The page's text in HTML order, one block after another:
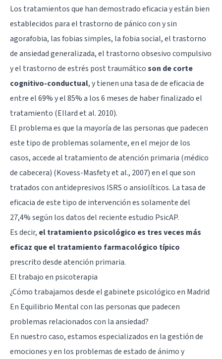
Los tratamientos que han demostrado eficacia y están bien
establecidos para el trastorno de pánico con y sin
agorafobia, las fobias simples, lafobia social, el trastorno
de ansiedad generalizada, el trastorno obsesivo compulsivo
y el trastorno de estrés post traumáticoson de corte
cognitivo-conductual, y tienen una tasa de de eficacia de
entre el 69% y el 85% a los 6 meses de haber finalizado el
tratamiento (Ellard et al. 2010).
El problema es que la mayoría de las personas que padecen
este tipo de problemas solamente, en el mejor de los
casos, accede al tratamiento de atención primaria (médico
de cabecera) (Kovess-Masfety et al., 2007) en el que son
tratados con antidepresivos ISRS oansiolíticos. La tasa de
eficacia de este tipo de intervención es solamente del
27,4% según los datos del reciente estudio PsicAP.
Es decir, el tratamiento psicológico es tres veces más
eficaz que el tratamiento farmacológico típico
prescrito desde atención primaria.
El trabajo en psicoterapia
¿Cómo trabajamos desde el gabinete psicológico en Madrid
En Equilibrio Mental con las personas que padecen
problemas relacionados con la ansiedad?
En nuestro caso, estamos especializados en la gestión de
emociones y en los problemas de estado de ánimo y